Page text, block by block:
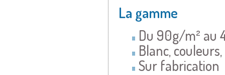
La gamme
Du 90g/m² au
Blanc,
Sur fabrication